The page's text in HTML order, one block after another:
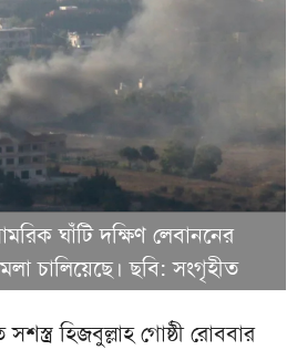
ঘাঁটি দক্ষিণ লেবাননের
চালিয়েছে। ছবি: সংগৃহীত
হিজবুল্লাহ গোষ্ঠী রোববার